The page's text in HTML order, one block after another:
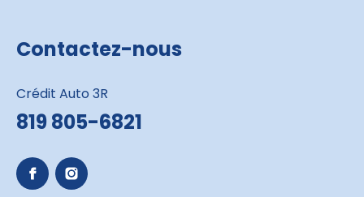
Contactez-nous
Crédit Auto 3R
819 805-6821